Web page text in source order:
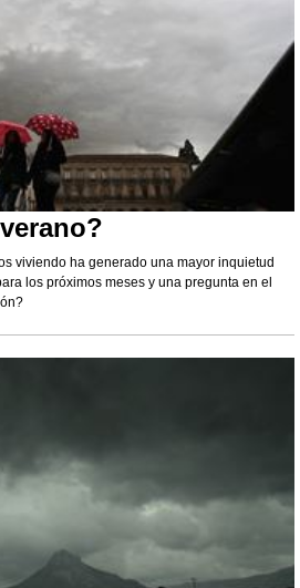
viviendo ha generado una mayor inquietud
los próximos meses y una pregunta en el